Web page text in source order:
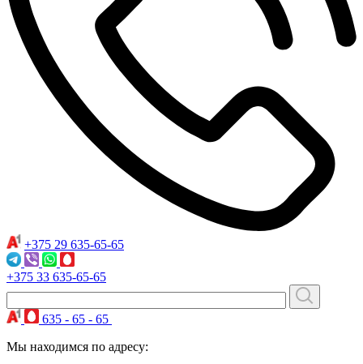
+375 29 635-65-65
+375 33 635-65-65
635 - 65 - 65
Мы находимся по адресу: